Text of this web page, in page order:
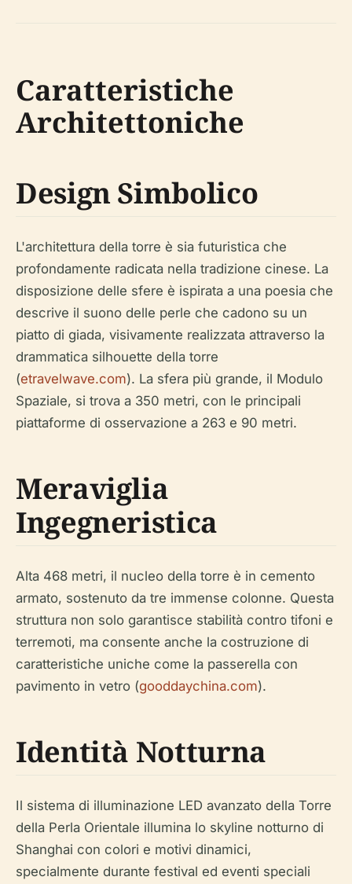
Caratteristiche
Architettoniche
Design Simbolico
L'architettura della torre è sia futuristica che
profondamente radicata nella tradizione cinese. La
disposizione delle sfere è ispirata a una poesia che
descrive il suono delle perle che cadono su un
piatto di giada, visivamente realizzata attraverso la
drammatica silhouette della torre
(etravelwave.com). La sfera più grande, il Modulo
Spaziale, si trova a 350 metri, con le principali
piattaforme di osservazione a 263 e 90 metri.
Meraviglia
Ingegneristica
Alta 468 metri, il nucleo della torre è in cemento
armato, sostenuto da tre immense colonne. Questa
struttura non solo garantisce stabilità contro tifoni e
terremoti, ma consente anche la costruzione di
caratteristiche uniche come la passerella con
pavimento in vetro (gooddaychina.com).
Identità Notturna
Il sistema di illuminazione LED avanzato della Torre
della Perla Orientale illumina lo skyline notturno di
Shanghai con colori e motivi dinamici,
specialmente durante festival ed eventi speciali